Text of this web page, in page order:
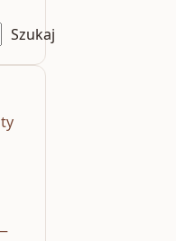
Szukaj